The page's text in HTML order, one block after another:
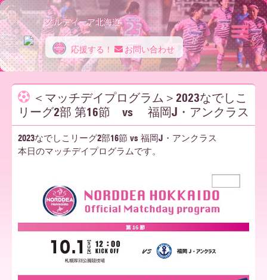
ノ
ル
ィ
ー
ノルディーア北海道
応援する！ お問い合わせ
＜マッチデイプログラム＞2023なでしこ
リーグ2部 第16節 vs 福岡J・アンクラス
2023なでしこリーグ2部16節 vs 福岡J・アンクラス
本日のマッチデイプログラムです。